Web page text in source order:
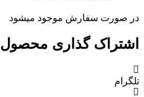
در صورت سفارش موجود میشود
اشتراک گذاری محصول
تلگرام